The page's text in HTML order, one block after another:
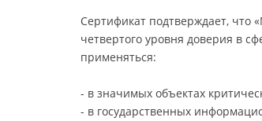
Сертификат подтверждает, что
четвертого уровня доверия в
применяться:
- в значимых объектах
- в государственных